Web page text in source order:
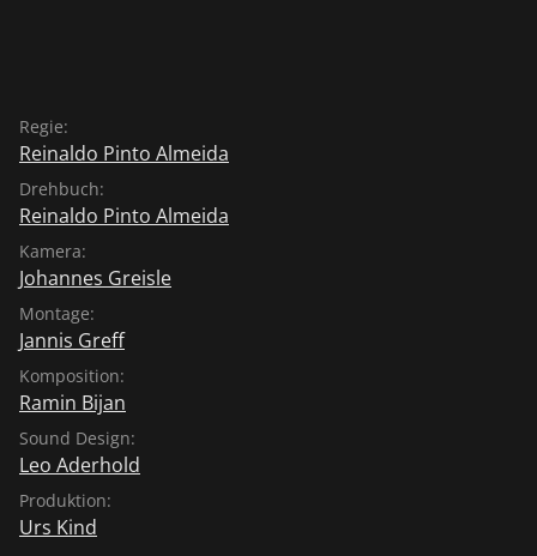
Regie:
Reinaldo Pinto Almeida
Drehbuch:
Reinaldo Pinto Almeida
Kamera:
Johannes Greisle
Montage:
Jannis Greff
Komposition:
Ramin Bijan
Sound Design:
Leo Aderhold
Produktion:
Urs Kind